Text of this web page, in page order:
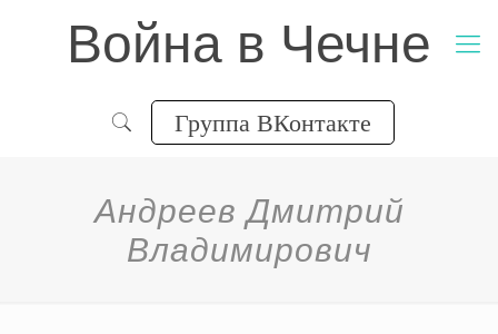
Война в Чечне
Группа ВКонтакте
Андреев Дмитрий
Владимирович